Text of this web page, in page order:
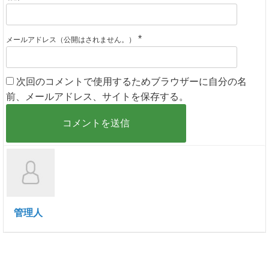
メールアドレス（公開はされません。） *
次回のコメントで使用するためブラウザーに自分の名
前、メールアドレス、サイトを保存する。
管理人